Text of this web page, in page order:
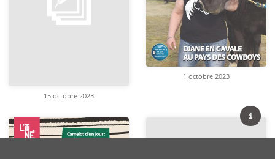
15 octobre 2023
1 octobre 2023